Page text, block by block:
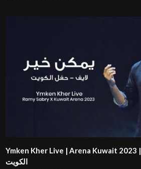
Ymken Kher Live | Arena Kuwait 2023 | يمكن خير لايف – حفل
الكويت